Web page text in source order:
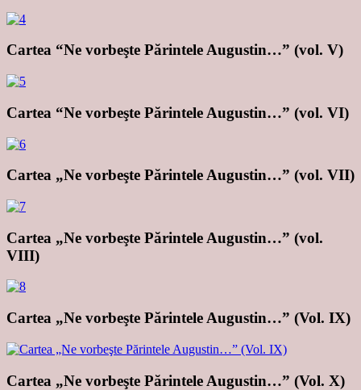
Cartea “Ne vorbeşte Părintele Augustin…” (vol. V)
Cartea “Ne vorbeşte Părintele Augustin…” (vol. VI)
Cartea „Ne vorbeşte Părintele Augustin…” (vol. VII)
Cartea „Ne vorbeşte Părintele Augustin…” (vol.
VIII)
Cartea „Ne vorbeşte Părintele Augustin…” (Vol. IX)
Cartea „Ne vorbeşte Părintele Augustin…” (Vol. X)